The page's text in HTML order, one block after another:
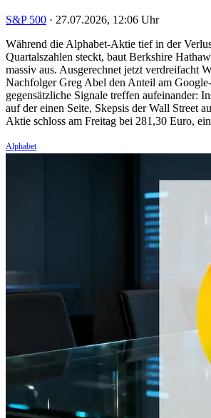
S&P 500 · 27.07.2026, 12:06 Uhr
Während die Alphabet-Aktie tief in der
Quartalszahlen steckt, baut Berkshire
massiv aus. Ausgerechnet jetzt verdreifacht
Nachfolger Greg Abel den Anteil am
gegensätzliche Signale treffen aufeinander:
auf der einen Seite, Skepsis der Wall Street
Aktie schloss am Freitag bei 281,30 Euro,
Alphabet